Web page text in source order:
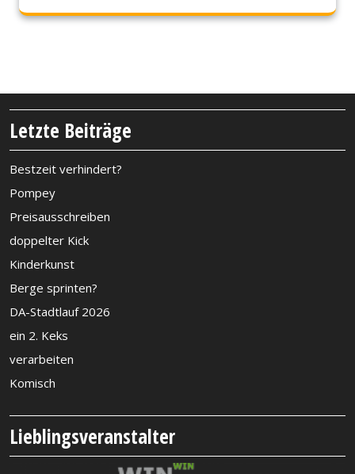
Letzte Beiträge
Bestzeit verhindert?
Pompey
Preisausschreiben
doppelter Kick
Kinderkunst
Berge sprinten?
DA-Stadtlauf 2026
ein 2. Keks
verarbeiten
Komisch
Lieblingsveranstalter